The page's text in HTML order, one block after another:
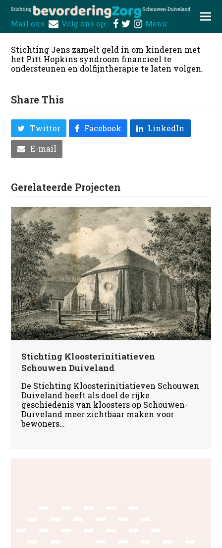
Mail ons Volg ons op: Menu:
Stichting Jens zamelt geld in om kinderen met
het Pitt Hopkins syndroom financieel te
ondersteunen en dolfijntherapie te laten volgen.
Share This
Twitter Facebook
LinkedIn
E-mail
Gerelateerde Projecten
Stichting Kloosterinitiatieven
Schouwen Duiveland
De Stichting Kloosterinitiatieven Schouwen
Duiveland heeft als doel de rijke
geschiedenis van kloosters op Schouwen-
Duiveland meer zichtbaar maken voor
bewoners…